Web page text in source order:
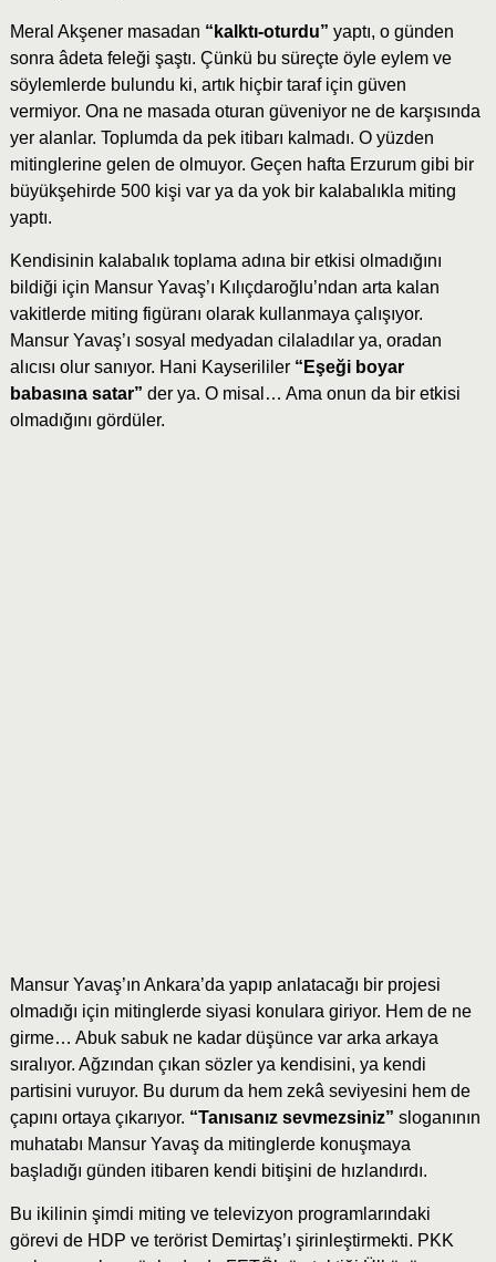
Meral Akşener masadan “kalktı-oturdu” yaptı, o günden
sonra âdeta feleği şaştı. Çünkü bu süreçte öyle eylem ve
söylemlerde bulundu ki, artık hiçbir taraf için güven
vermiyor. Ona ne masada oturan güveniyor ne de karşısında
yer alanlar. Toplumda da pek itibarı kalmadı. O yüzden
mitinglerine gelen de olmuyor. Geçen hafta Erzurum gibi bir
büyükşehirde 500 kişi var ya da yok bir kalabalıkla miting
yaptı.
Kendisinin kalabalık toplama adına bir etkisi olmadığını
bildiği için Mansur Yavaş’ı Kılıçdaroğlu’ndan arta kalan
vakitlerde miting figüranı olarak kullanmaya çalışıyor.
Mansur Yavaş’ı sosyal medyadan cilaladılar ya, oradan
alıcısı olur sanıyor. Hani Kayserililer “Eşeği boyar
babasına satar” der ya. O misal… Ama onun da bir etkisi
olmadığını gördüler.
Mansur Yavaş’ın Ankara’da yapıp anlatacağı bir projesi
olmadığı için mitinglerde siyasi konulara giriyor. Hem de ne
girme… Abuk sabuk ne kadar düşünce var arka arkaya
sıralıyor. Ağzından çıkan sözler ya kendisini, ya kendi
partisini vuruyor. Bu durum da hem zekâ seviyesini hem de
çapını ortaya çıkarıyor. “Tanısanız sevmezsiniz” sloganının
muhatabı Mansur Yavaş da mitinglerde konuşmaya
başladığı günden itibaren kendi bitişini de hızlandırdı.
Bu ikilinin şimdi miting ve televizyon programlarındaki
görevi de HDP ve terörist Demirtaş’ı şirinleştirmekti. PKK